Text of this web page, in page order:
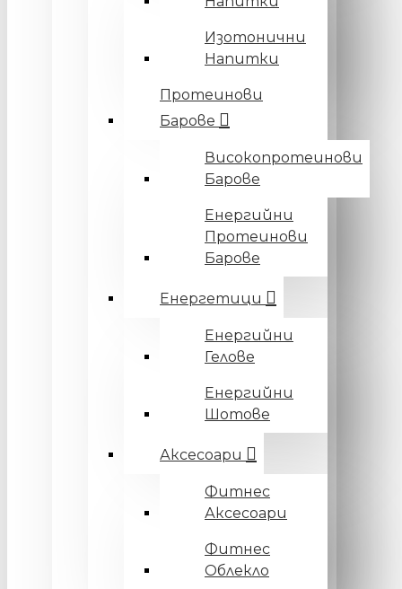
Изотонични
Напитки
Протеинови
Барове
Високопротеинови
Барове
Енергийни
Протеинови
Барове
Енергетици
Енергийни
Гелове
Енергийни
Шотове
Аксесоари
Фитнес
Аксесоари
Фитнес
Облекло